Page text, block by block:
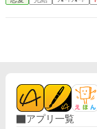
私を溺愛
アプリ一覧